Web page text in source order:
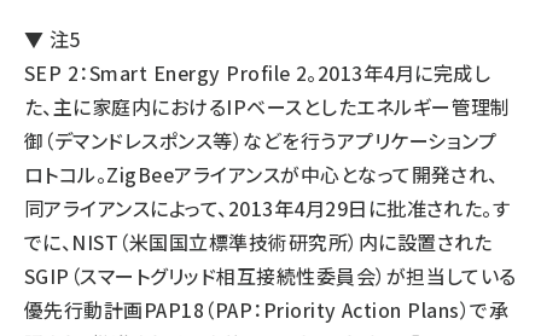
▼ 注5
SEP 2：Smart Energy Profile 2。2013年4月に完成し
た、主に家庭内におけるIPベースとしたエネルギー管理制
御（デマンドレスポンス等）などを行うアプリケーションプ
ロトコル。ZigBeeアライアンスが中心となって開発され、
同アライアンスによって、2013年4月29日に批准された。す
でに、NIST（米国国立標準技術研究所）内に設置された
SGIP（スマートグリッド相互接続性委員会）が担当している
優先行動計画PAP18（PAP：Priority Action Plans）で承